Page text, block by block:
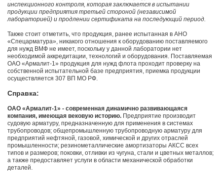
инспекционного контроля, которая заключается в испытании
продукции предприятия третьей стороной (независимой
лабораторией) и продлении сертификата на последующий период.
Также стоит отметить, что продукция, ранее испытанная в АНО
«Спецарматура», никакого отношения к оборудованию поставляемого
для нужд ВМФ не имеет, поскольку у данной лаборатории нет
необходимой аккредитации, технологий и оборудования. Поставляемая
ОАО «Армалит-1» продукция для нужд флота проходит проверку на
собственной испытательной базе предприятия, приемка продукции
осуществляется 307 ВП МО РФ.
Справка:
ОАО «Армалит-1» - современная динамично развивающаяся
компания, имеющая вековую историю. Предприятие производит
судовую арматуру, предназначенную для применения в системах
трубопроводов; общепромышленную трубопроводную арматуру для
предприятий нефтяной, газовой, химической и других отраслей
промышленности; резинометаллические амортизаторы АКСС всех
типов и размеров; поковки, отливки из чугуна, стали и цветных металлов;
а также предоставляет услуги в области механической обработки
деталей.